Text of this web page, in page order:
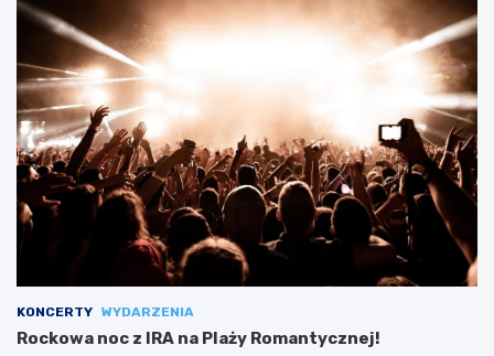
KONCERTY WYDARZENIA
Rockowa noc z IRA na Plaży Romantycznej!